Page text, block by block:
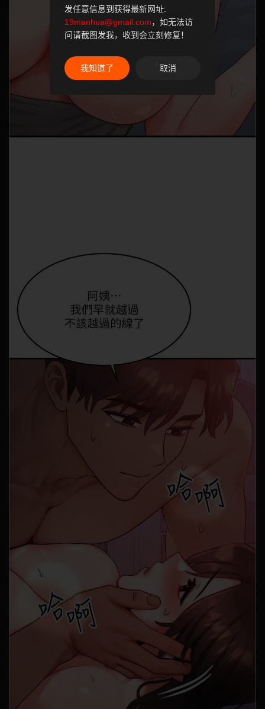
发任意信息到获得最新网址:
19manhua@gmail.com，如无法访
问请截图发我，收到会立刻修复！
我知道了 取消